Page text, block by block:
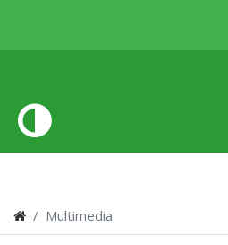
Multimedia